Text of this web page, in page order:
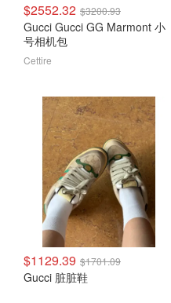
$2552.32 $3200.93
Gucci Gucci GG Marmont 小
号相机包
Cettire
$1129.39 $1701.09
Gucci 脏脏鞋